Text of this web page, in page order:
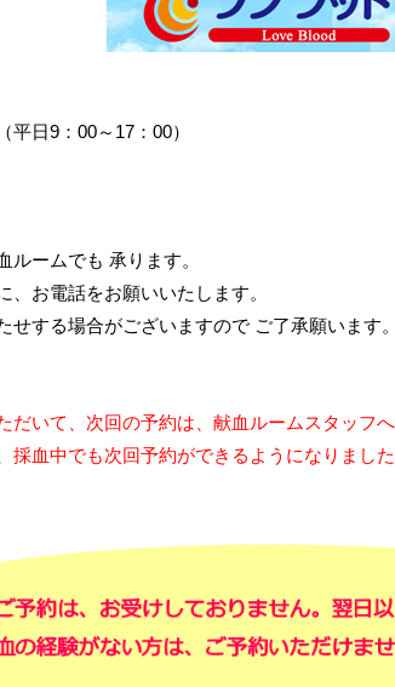
平日9：00～17：00）
ルームでも 承ります。
、お電話をお願いいたします。
する場合がございますので ご了承願います。
だいて、次回の予約は、献血ルームスタッフ
血中でも次回予約ができるようになりました